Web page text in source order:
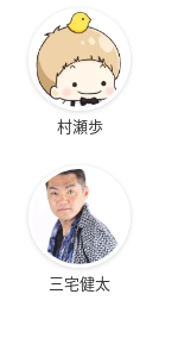
村瀬歩
三宅健太